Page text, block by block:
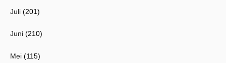
Juli (201)
Juni (210)
Mei (115)